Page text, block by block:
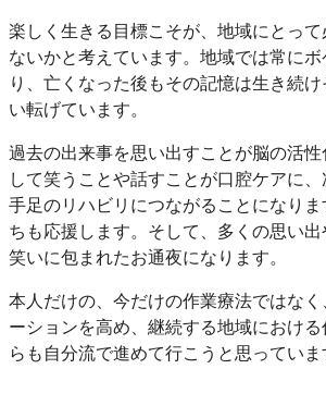
楽しく生きる目標こそが、地域にとっ
ないかと考えています。地域では常に
り、亡くなった後もその記憶は生き続
い転げています。
過去の出来事を思い出すことが脳の活
して笑うことや話すことが口腔ケアに
手足のリハビリにつながることになり
ちも応援します。そして、多くの思い
笑いに包まれたお通夜になります。
本人だけの、今だけの作業療法ではな
ーションを高め、継続する地域におけ
らも自分流で進めて行こうと思っていま